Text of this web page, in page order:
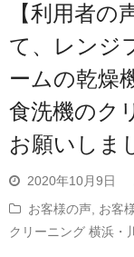
【利用者の
て、レンジ
ームの乾燥
食洗機のク
お願いしま
2020年10月9日
お客様の声 お客
クリーニング 横浜・